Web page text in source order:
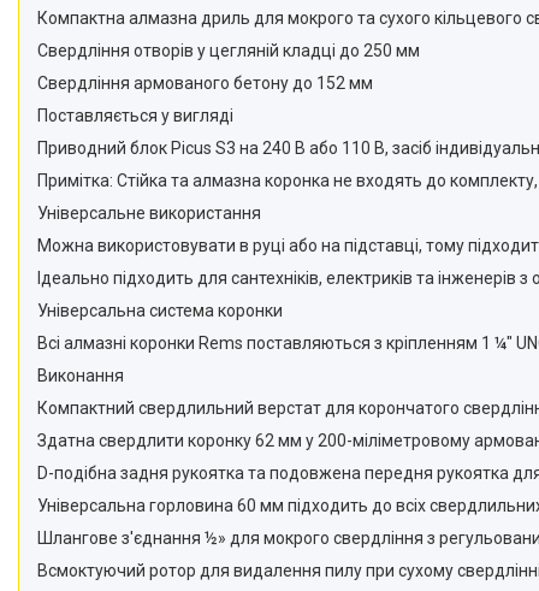
Компактна алмазна дриль для мокрого та сухого кільцевого
Свердління отворів у цегляній кладці до 250 мм
Свердління армованого бетону до 152 мм
Поставляється у вигляді
Приводний блок Picus S3 на 240 В або 110 В, засіб
Примітка: Стійка та алмазна коронка не входять до
Універсальне використання
Можна використовувати в руці або на підставці, тому
Ідеально підходить для сантехніків, електриків та інженерів
Універсальна система коронки
Всі алмазні коронки Rems поставляються з кріпленням 1
Виконання
Компактний свердлильний верстат для корончатого
Здатна свердлити коронку 62 мм у 200-міліметровому
D-подібна задня рукоятка та подовжена передня рукоятка
Універсальна горловина 60 мм підходить до всіх
Шлангове з'єднання ½» для мокрого свердління з
Всмоктуючий ротор для видалення пилу при сухому